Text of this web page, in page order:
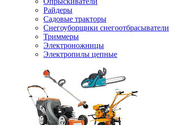
Райдеры
Садовые тракторы
Снегоуборщики снегоотбрасыватели
Триммеры
Электроножницы
Электропилы цепные